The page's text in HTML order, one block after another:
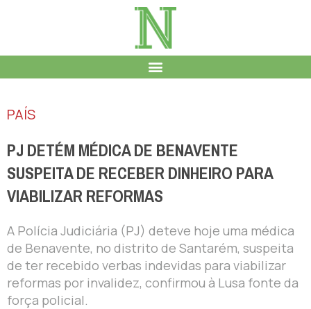
PAÍS
PJ DETÉM MÉDICA DE BENAVENTE
SUSPEITA DE RECEBER DINHEIRO PARA
VIABILIZAR REFORMAS
A Polícia Judiciária (PJ) deteve hoje uma médica
de Benavente, no distrito de Santarém, suspeita
de ter recebido verbas indevidas para viabilizar
reformas por invalidez, confirmou à Lusa fonte da
força policial.